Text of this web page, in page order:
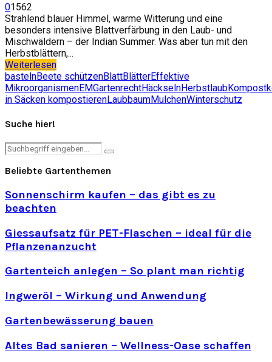
01562
Strahlend blauer Himmel, warme Witterung und eine
besonders intensive Blattverfärbung in den Laub- und
Mischwäldern – der Indian Summer. Was aber tun mit den
Herbstblättern,...
Weiterlesen
bastelnBeete schützenBlattBlätterEffektive
MikroorganismenEMGartenrechtHäckselnHerbstlaubKompost
in Säcken kompostierenLaubbaumMulchenWinterschutz
Suche hier!
Search
Search
Beliebte Gartenthemen
Sonnenschirm kaufen – das gibt es zu
beachten
Giessaufsatz für PET-Flaschen – ideal für die
Pflanzenanzucht
Gartenteich anlegen – So plant man richtig
Ingweröl – Wirkung und Anwendung
Gartenbewässerung bauen
Altes Bad sanieren – Wellness-Oase schaffen